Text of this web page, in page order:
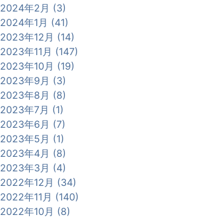
2024年2月 (3)
2024年1月 (41)
2023年12月 (14)
2023年11月 (147)
2023年10月 (19)
2023年9月 (3)
2023年8月 (8)
2023年7月 (1)
2023年6月 (7)
2023年5月 (1)
2023年4月 (8)
2023年3月 (4)
2022年12月 (34)
2022年11月 (140)
2022年10月 (8)